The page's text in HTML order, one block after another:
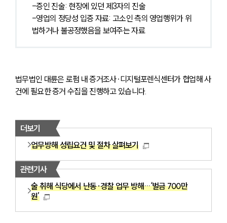
-증인 진술: 현장에 있던 제3자의 진술
-영업의 정당성 입증 자료: 고소인 측의 영업행위가 위
법하거나 불공정했음을 보여주는 자료
법무법인 대륜은 로펌 내 증거조사∙디지털포렌식센터가 협업해 사
건에 필요한 증거 수집을 진행하고 있습니다.
더보기
업무방해 성립요건 및 절차 살펴보기
관련기사
술 취해 식당에서 난동·경찰 업무 방해…‘벌금 700만
원’